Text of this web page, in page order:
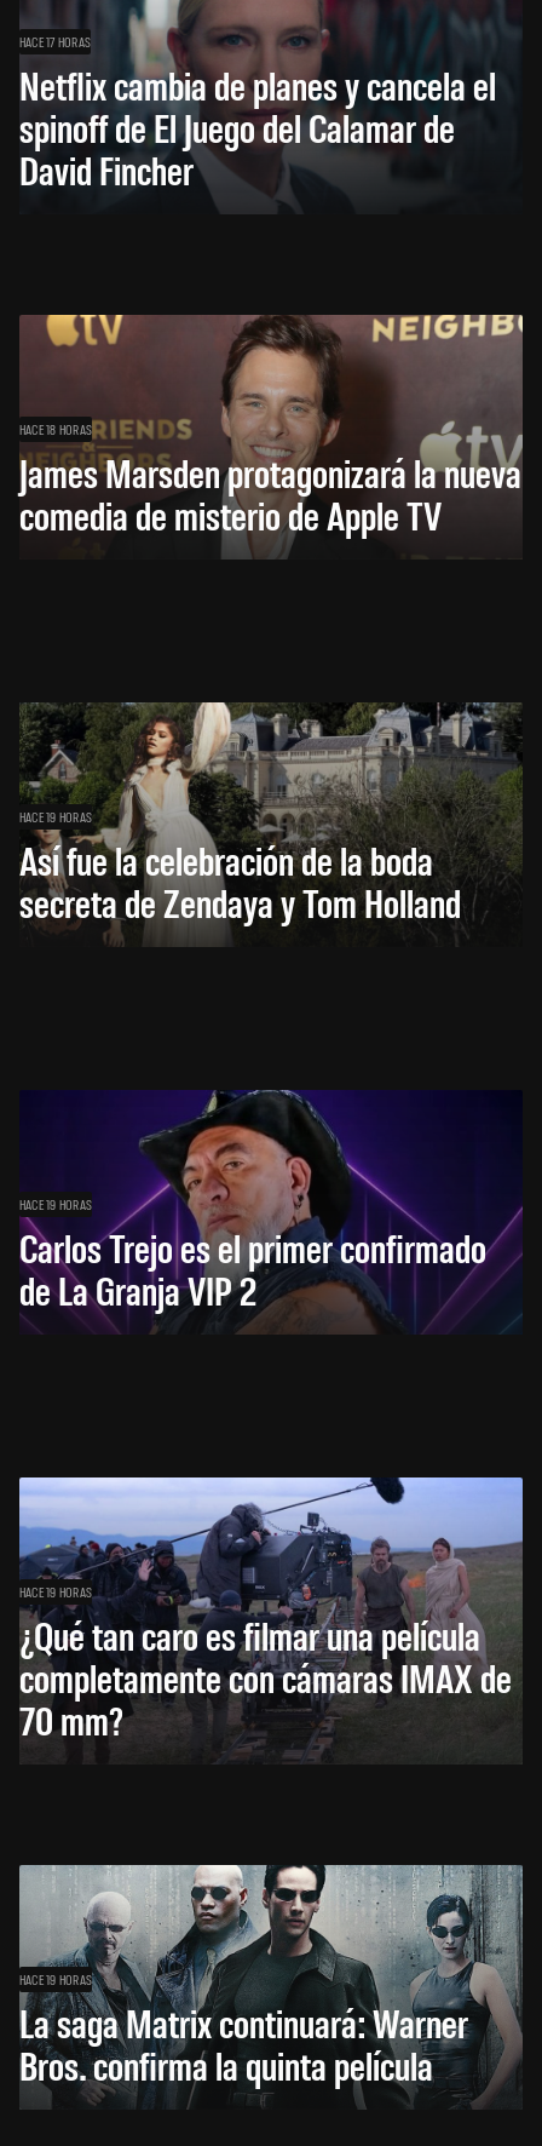
HACE 17 HORAS
Netflix cambia de planes y cancela el
spinoff de El Juego del Calamar de
David Fincher
HACE 18 HORAS
James Marsden protagonizará la nueva
comedia de misterio de Apple TV
HACE 19 HORAS
Así fue la celebración de la boda
secreta de Zendaya y Tom Holland
HACE 19 HORAS
Carlos Trejo es el primer confirmado
de La Granja VIP 2
HACE 19 HORAS
¿Qué tan caro es filmar una película
completamente con cámaras IMAX de
70 mm?
HACE 19 HORAS
La saga Matrix continuará: Warner
Bros. confirma la quinta película